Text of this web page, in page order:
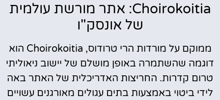
Choirokoitia: אתר מורשת עולמית
של אונסק"ו
ממוקם על מורדות הרי טרודוס, Choirokoitia הוא
דוגמה שהשתמרה באופן מושלם של יישוב ניאוליתי
טרום קדרות. החריצות האדריכלית של האתר באה
לידי ביטוי באמצעות בתים עגולים מאורגנים עשויים